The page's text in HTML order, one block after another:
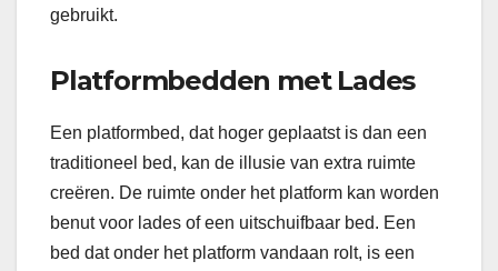
gebruikt.
Platformbedden met Lades
Een platformbed, dat hoger geplaatst is dan een
traditioneel bed, kan de illusie van extra ruimte
creëren. De ruimte onder het platform kan worden
benut voor lades of een uitschuifbaar bed. Een
bed dat onder het platform vandaan rolt, is een